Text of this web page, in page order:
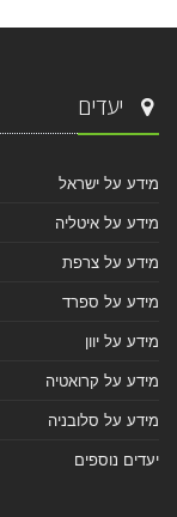
יעדים
מידע על ישראל
מידע על איטליה
מידע על צרפת
מידע על ספרד
מידע על יוון
מידע על קרואטיה
מידע על סלובניה
יעדים נוספים